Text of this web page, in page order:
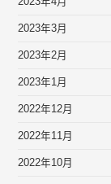
2023年3月
2023年2月
2023年1月
2022年12月
2022年11月
2022年10月